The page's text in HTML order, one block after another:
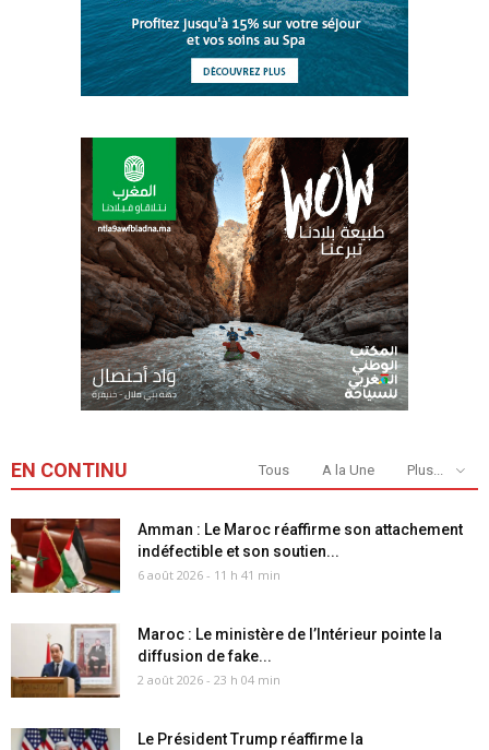
EN CONTINU Tous A la Une Plus...
Amman : Le Maroc réaffirme son attachement
indéfectible et son soutien...
6 août 2026 - 11 h 41 min
Maroc : Le ministère de l’Intérieur pointe la
diffusion de fake...
2 août 2026 - 23 h 04 min
Le Président Trump réaffirme la